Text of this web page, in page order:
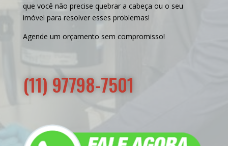
que você não precise quebrar a cabeça ou o seu
imóvel para resolver esses problemas!
Agende um orçamento sem compromisso!
(11) 97798-7501